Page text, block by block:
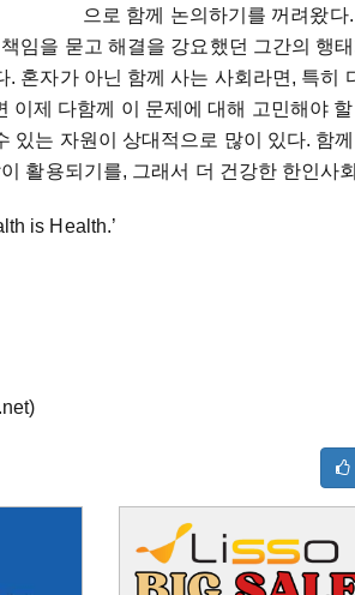
으로 함께 논의하기를 꺼려왔
임을 묻고 해결을 강요했던 그간의 행
혼자가 아닌 함께 사는 사회라면, 특히
이제 다함께 이 문제에 대해 고민해야
있는 자원이 상대적으로 많이 있다. 함
활용되기를, 그래서 더 건강한 한인사
is Health.’